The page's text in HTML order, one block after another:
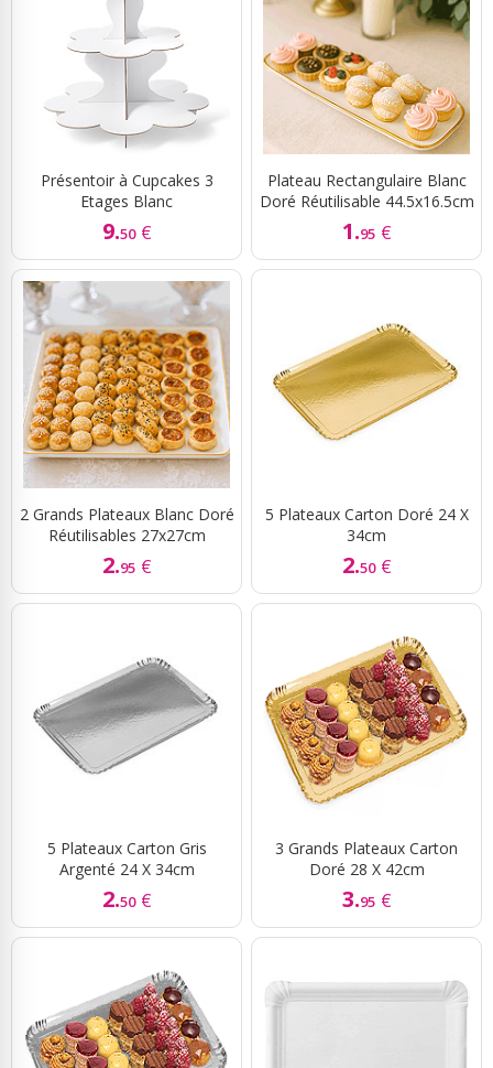
Présentoir à Cupcakes 3
Etages Blanc
9.50 €
Plateau Rectangulaire Blanc
Doré Réutilisable 44.5x16.5cm
1.95 €
2 Grands Plateaux Blanc Doré
Réutilisables 27x27cm
2.95 €
5 Plateaux Carton Doré 24 X
34cm
2.50 €
5 Plateaux Carton Gris
Argenté 24 X 34cm
2.50 €
3 Grands Plateaux Carton
Doré 28 X 42cm
3.95 €